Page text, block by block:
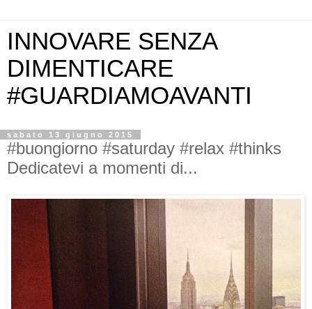
INNOVARE SENZA
DIMENTICARE
#GUARDIAMOAVANTI
sabato 13 giugno 2015
#buongiorno #saturday #relax #thinks
Dedicatevi a momenti di...